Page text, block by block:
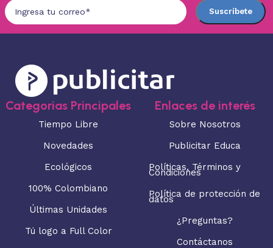
Categorias Principales
Tiempo Libre
Novedades
Ecológicos
100% Colombiano
Últimas Unidades
Tú logo a Full Color
Enlaces de interés
Sobre Nosotros
Publicitar Educa
Políticas, Términos y
Condiciones
Política de protección de
datos
¿Preguntas?
Contáctanos